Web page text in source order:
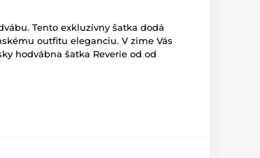
Tento exkluzívny šatka dodá
outfitu eleganciu. V zime Vás
hodvábna šatka Reverie od od